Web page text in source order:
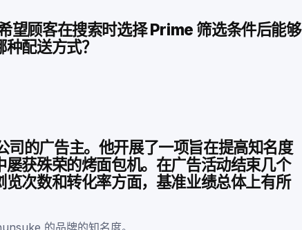
望顾客在搜索时选择 Prime 筛选条件后能够
配送方式？
的广告主。他开展了一项旨在提高知名度
获殊荣的烤面包机。在广告活动结束几个
次数和转化率方面，基准业绩总体上有所